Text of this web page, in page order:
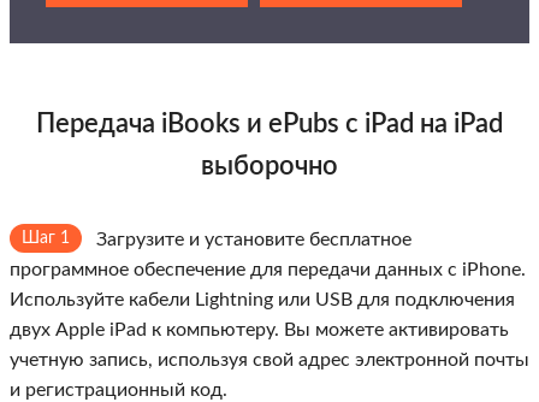
Передача iBooks и ePubs с iPad на iPad
выборочно
Шаг 1
Загрузите и установите бесплатное
программное обеспечение для передачи данных с iPhone.
Используйте кабели Lightning или USB для подключения
двух Apple iPad к компьютеру. Вы можете активировать
учетную запись, используя свой адрес электронной почты
и регистрационный код.